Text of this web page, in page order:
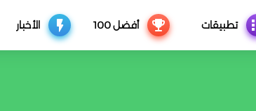
تطبيقات أفضل 100 الأخبار